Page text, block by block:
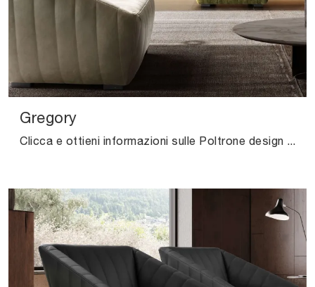
Gregory
Clicca e ottieni informazioni sulle Poltrone design di Valentini! Vari modelli in pelle, come Gregory, ti aspettano.